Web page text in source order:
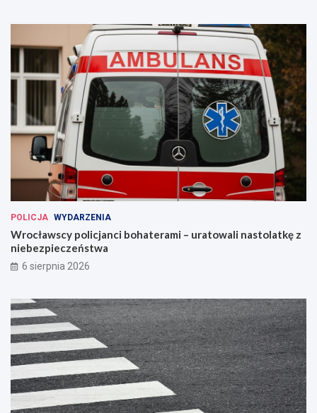
POLICJA WYDARZENIA
Wrocławscy policjanci bohaterami – uratowali nastolatkę z
niebezpieczeństwa
6 sierpnia 2026